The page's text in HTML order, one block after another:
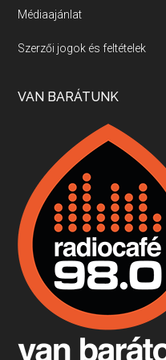
Villány, kékfrankos,
Apr 17, 2026 • 00:35:38
Boston, teadélután,
Apr 9, 2026 • 00:37:17
Fermentáljunk, a
Apr 3, 2026 • 00:36:07
Médiaajánlat
Szerzői jogok és feltételek
VAN BARÁTUNK